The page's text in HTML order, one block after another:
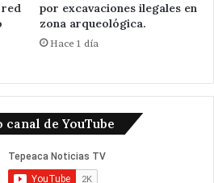
red
por excavaciones ilegales en
zona arqueológica.
Hace 1 día
de YouTube